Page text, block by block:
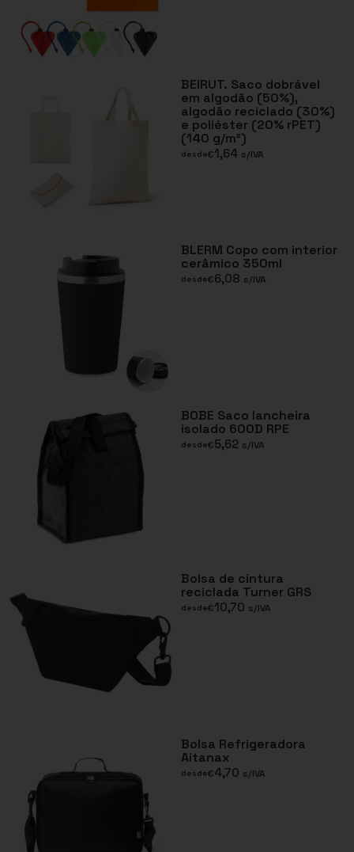
BEIRUT. Saco dobrável
em algodão (50%),
algodão reciclado (30%)
e poliéster (20% rPET)
(140 g/m²)
desde€1,64 s/IVA
BLERM Copo com interior
cerâmico 350ml
desde€6,08 s/IVA
BOBE Saco lancheira
isolado 600D RPE
desde€5,62 s/IVA
Bolsa de cintura
reciclada Turner GRS
desde€10,70 s/IVA
Bolsa Refrigeradora
Aitanax
desde€4,70 s/IVA